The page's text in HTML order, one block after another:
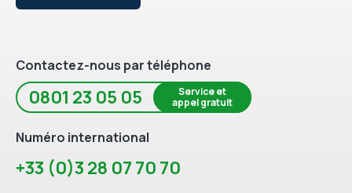
Contactez-nous par téléphone
0801 23 05 05
Service et
appel gratuit
Numéro international
+33 (0)3 28 07 70 70